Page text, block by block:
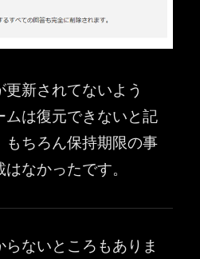
新されてないよう
は復元できないと記
ちろん保持期限の事
なかったです。
ないところもありま